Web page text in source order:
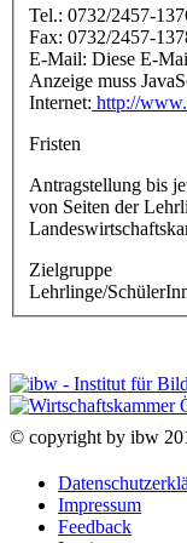
Tel.: 0732/2457-
Fax: 0732/2457-
E-Mail: Diese E-
Anzeige muss
Internet: http://
Fristen
Antragstellung bis
von Seiten der
Zielgruppe
Lehrlinge/
© copyright by ibw
Impressum
Feedback